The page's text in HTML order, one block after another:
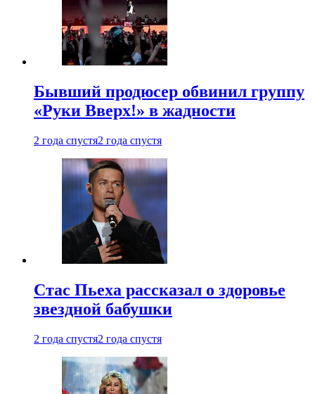
Бывший продюсер обвинил группу
«Руки Вверх!» в жадности
2 года спустя2 года спустя
Стас Пьеха рассказал о здоровье
звездной бабушки
2 года спустя2 года спустя